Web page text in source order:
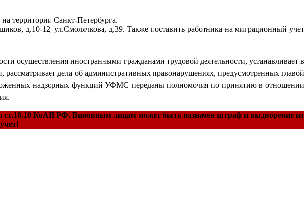
территории Санкт-Петербурга.
д.10-12, ул.Смолячкова, д.39. Также поставить работника на миграционный учет
осуществления иностранными гражданами трудовой деятельности, устанавливает в
дела об административных правонарушениях, предусмотренных главой
надзорных функций УФМС переданы полномочия по принятию в отношении
ст.18.10 КоАП РФ. Виновным лицам может быть назначен штраф и выдворение из